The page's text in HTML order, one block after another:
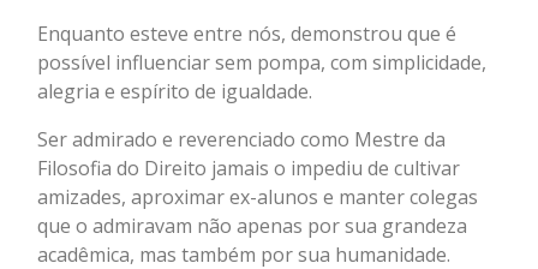
Enquanto esteve entre nós, demonstrou que é
possível influenciar sem pompa, com simplicidade,
alegria e espírito de igualdade.
Ser admirado e reverenciado como Mestre da
Filosofia do Direito jamais o impediu de cultivar
amizades, aproximar ex-alunos e manter colegas
que o admiravam não apenas por sua grandeza
acadêmica, mas também por sua humanidade.